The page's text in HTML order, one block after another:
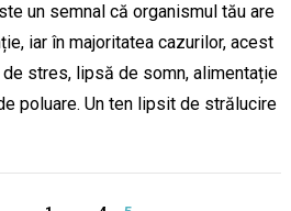
un semnal că organismul tău are
iar în majoritatea cazurilor, acest
stres, lipsă de somn, alimentație
poluare. Un ten lipsit de strălucire